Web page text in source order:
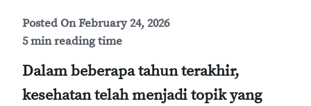
Posted OnFebruary 24, 2026
5 min reading time
Dalam beberapa tahun terakhir,
kesehatan telah menjadi topik yang